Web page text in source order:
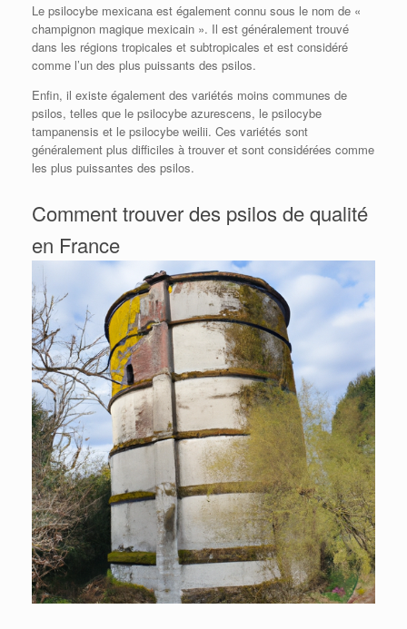
Le psilocybe mexicana est également connu sous le nom de «
champignon magique mexicain ». Il est généralement trouvé
dans les régions tropicales et subtropicales et est considéré
comme l’un des plus puissants des psilos.
Enfin, il existe également des variétés moins communes de
psilos, telles que le psilocybe azurescens, le psilocybe
tampanensis et le psilocybe weilii. Ces variétés sont
généralement plus difficiles à trouver et sont considérées comme
les plus puissantes des psilos.
Comment trouver des psilos de qualité
en France